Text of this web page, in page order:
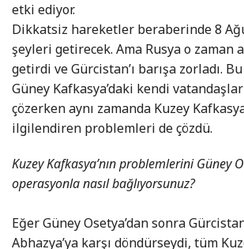
etki ediyor.
Dikkatsiz hareketler beraberinde 8
şeyleri getirecek. Ama Rusya o zaman
getirdi ve Gürcistan’ı barışa zorladı.
Güney Kafkasya’daki kendi
çözerken aynı zamanda Kuzey
ilgilendiren problemleri de çözdü.
Kuzey Kafkasya’nın problemlerini Güney
operasyonla nasıl bağlıyorsunuz?
Eğer Güney Osetya’dan sonra
Abhazya’ya karşı döndürseydi, tüm